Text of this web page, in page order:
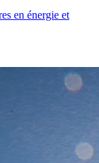
en énergie et